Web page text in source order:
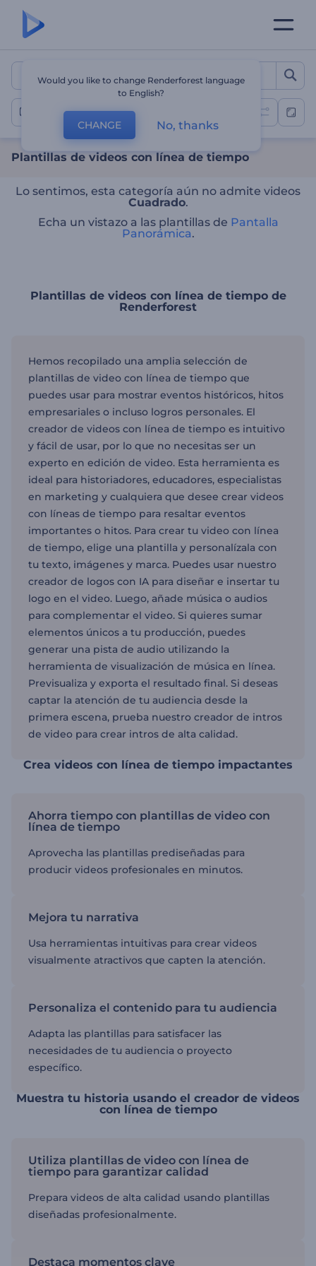
Plantillas de videos con
Videos con línea de tiempo
Plantillas de videos con línea de tiempo
Lo sentimos, esta categoría aún no admite videos
Cuadrado.
Echa un vistazo a las plantillas de Pantalla
Panorámica.
Plantillas de videos con línea de tiempo de
Renderforest
Hemos recopilado una amplia selección de
plantillas de video con línea de tiempo que
puedes usar para mostrar eventos históricos, hitos
empresariales o incluso logros personales. El
creador de videos con línea de tiempo es intuitivo
y fácil de usar, por lo que no necesitas ser un
experto en edición de video. Esta herramienta es
ideal para historiadores, educadores, especialistas
en marketing y cualquiera que desee crear videos
con líneas de tiempo para resaltar eventos
importantes o hitos. Para crear tu video con línea
de tiempo, elige una plantilla y personalízala con
tu texto, imágenes y marca. Puedes usar nuestro
creador de logos con IA para diseñar e insertar tu
logo en el video. Luego, añade música o audios
para complementar el video. Si quieres sumar
elementos únicos a tu producción, puedes
generar una pista de audio utilizando la
herramienta de visualización de música en línea.
Previsualiza y exporta el resultado final. Si deseas
captar la atención de tu audiencia desde la
primera escena, prueba nuestro creador de intros
de video para crear intros de alta calidad.
Crea videos con línea de tiempo impactantes
Ahorra tiempo con plantillas de video con
línea de tiempo
Aprovecha las plantillas prediseñadas para
producir videos profesionales en minutos.
Mejora tu narrativa
Usa herramientas intuitivas para crear videos
visualmente atractivos que capten la atención.
Personaliza el contenido para tu audiencia
Adapta las plantillas para satisfacer las
necesidades de tu audiencia o proyecto
específico.
Muestra tu historia usando el creador de videos
con línea de tiempo
Utiliza plantillas de video con línea de
tiempo para garantizar calidad
Prepara videos de alta calidad usando plantillas
diseñadas profesionalmente.
Destaca momentos clave
Would you like to change Renderforest language
to English?
CHANGE No, thanks